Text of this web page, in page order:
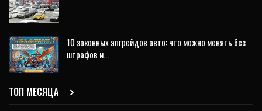
10 законных апгрейдов авто: что можно менять без
штрафов и…
ТОП МЕСЯЦА